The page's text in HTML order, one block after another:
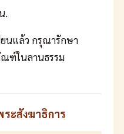
.
ยนแล้ว กรุณารักษา
ฑ์ในลานธรรม
ะสังฆาธิการ